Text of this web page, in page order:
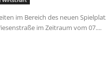
im Bereich des neuen
im Zeitraum vom 07....